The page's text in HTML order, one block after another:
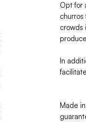
Opt for
crowds
In
Made